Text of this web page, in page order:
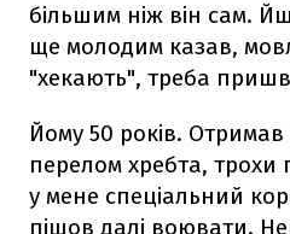
більшим ніж він сам.
ще молодим казав,
"хекають", треба
Йому 50 років.
перелом хребта, трохи
у мене спеціальний
пішов далі воювати.